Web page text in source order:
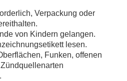
Verpackung oder
von Kindern gelangen.
lesen.
Funken, offenen